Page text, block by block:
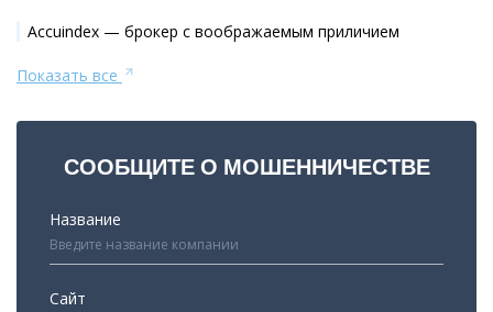
Accuindex — брокер с воображаемым приличием
Показать все
СООБЩИТЕ О МОШЕННИЧЕСТВЕ
Название
Сайт